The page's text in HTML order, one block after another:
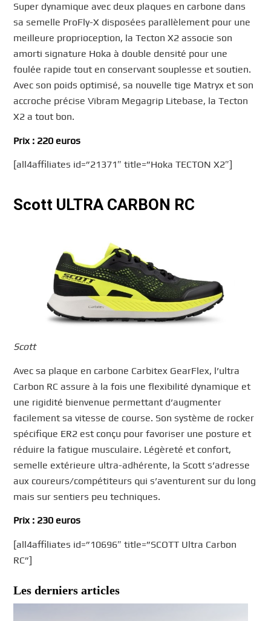
Super dynamique avec deux plaques en carbone dans
sa semelle ProFly-X disposées parallèlement pour une
meilleure proprioception, la Tecton X2 associe son
amorti signature Hoka à double densité pour une
foulée rapide tout en conservant souplesse et soutien.
Avec son poids optimisé, sa nouvelle tige Matryx et son
accroche précise Vibram Megagrip Litebase, la Tecton
X2 a tout bon.
Prix : 220 euros
[all4affiliates id=”21371″ title=”Hoka TECTON X2″]
Scott ULTRA CARBON RC
Scott
Avec sa plaque en carbone Carbitex GearFlex, l’ultra
Carbon RC assure à la fois une flexibilité dynamique et
une rigidité bienvenue permettant d’augmenter
facilement sa vitesse de course. Son système de rocker
spécifique ER2 est conçu pour favoriser une posture et
réduire la fatigue musculaire. Légèreté et confort,
semelle extérieure ultra-adhérente, la Scott s’adresse
aux coureurs/compétiteurs qui s’aventurent sur du long
mais sur sentiers peu techniques.
Prix : 230 euros
[all4affiliates id=”10696″ title=”SCOTT Ultra Carbon
RC”]
Les derniers articles